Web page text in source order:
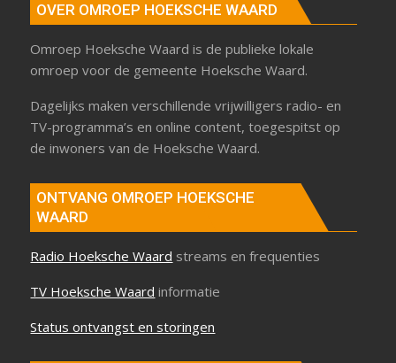
OVER OMROEP HOEKSCHE WAARD
Omroep Hoeksche Waard is de publieke lokale
omroep voor de gemeente Hoeksche Waard.
Dagelijks maken verschillende vrijwilligers radio- en
TV-programma’s en online content, toegespitst op
de inwoners van de Hoeksche Waard.
ONTVANG OMROEP HOEKSCHE
WAARD
Radio Hoeksche Waard streams en frequenties
TV Hoeksche Waard informatie
Status ontvangst en storingen